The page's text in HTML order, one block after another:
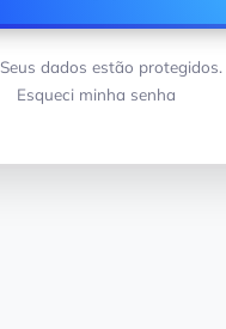
Seus dados estão protegidos.
Esqueci minha senha